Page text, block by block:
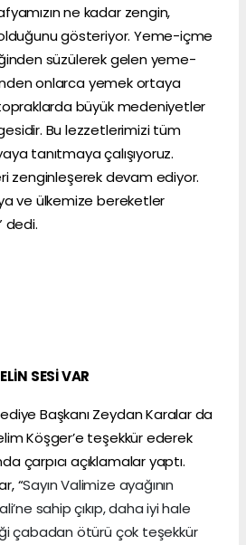
ne kadar zengin,
gösteriyor. Yeme-içme
süzülerek gelen yeme-
onlarca yemek ortaya
büyük medeniyetler
Bu lezzetlerimizi tüm
tanıtmaya çalışıyoruz.
zenginleşerek devam ediyor.
ve ülkemize bereketler
dedi.
SESİ VAR
Başkanı Zeydan Karalar da
Köşger’e teşekkür ederek
çarpıcı açıklamalar yaptı.
“Sayın Valimize ayağının
sahip çıkıp, daha iyi hale
çabadan ötürü çok teşekkür